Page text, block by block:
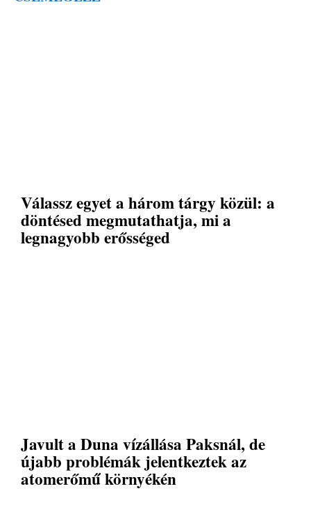
Válassz egyet a három tárgy közül: a
döntésed megmutathatja, mi a
legnagyobb erősséged
Javult a Duna vízállása Paksnál, de
újabb problémák jelentkeztek az
atomerőmű környékén